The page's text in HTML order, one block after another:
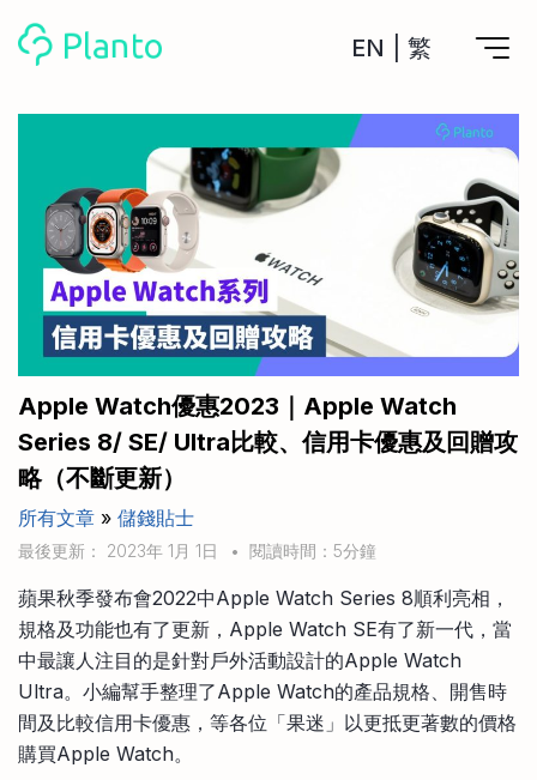
EN 繁
計劃買樓
計劃買樓第一步
全功能記賬
管理及分析所有戶口
管理MPF戶口
一次過管理所有強積金戶口
申請清卡數/私人貸款
CreFIT x Planto推廣優惠
工具
私人貸款
年利率/APR/年息比較
投資戶口 (美股)
比較最抵美股投資戶口
投資戶口 (港股)
比較最抵港股投資戶口
投資加密貨幣
比較最抵Crypto交易所
月供股票計劃
比較最抵月供計劃戶口
定期存款
比較定存利率
比較各種最優惠信用卡
關於我們
Academy
Marketplace
其他網站
商業解決方案
企業服務
Apple Watch優惠2023｜Apple Watch
Series 8/ SE/ Ultra比較、信用卡優惠及回贈攻
略（不斷更新）
所有文章 » 儲錢貼士
最後更新： 2023年 1月 1日 • 閱讀時間：5分鐘
蘋果秋季發布會2022中Apple Watch Series 8順利亮相，
規格及功能也有了更新，Apple Watch SE有了新一代，當
中最讓人注目的是針對戶外活動設計的Apple Watch
Ultra。小編幫手整理了Apple Watch的產品規格、開售時
間及比較信用卡優惠，等各位「果迷」以更抵更著數的價格
購買Apple Watch。